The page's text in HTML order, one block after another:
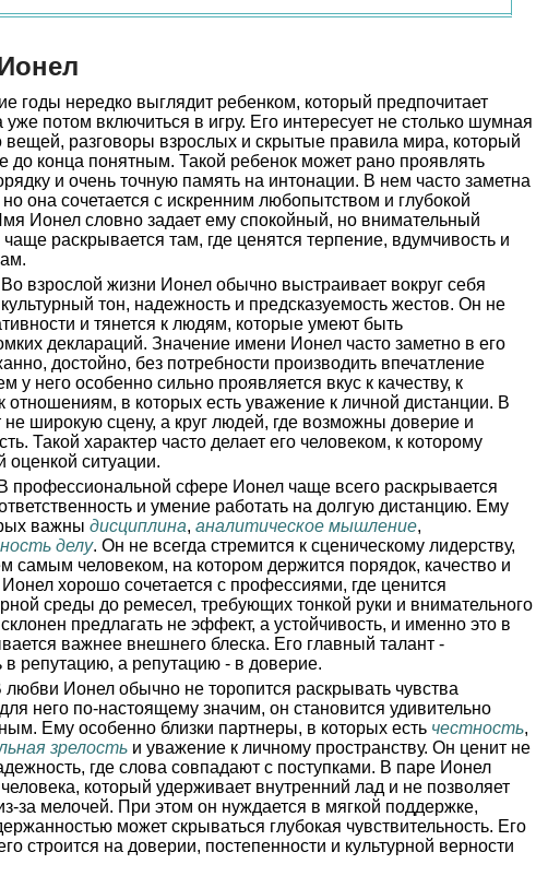
годы нередко выглядит ребенком, который предпочитает
потом включиться в игру. Его интересует не столько шумная
вещей, разговоры взрослых и скрытые правила мира, который
до конца понятным. Такой ребенок может рано проявлять
и очень точную память на интонации. В нем часто заметна
она сочетается с искренним любопытством и глубокой
Ионел словно задает ему спокойный, но внимательный
раскрывается там, где ценятся терпение, вдумчивость и
Во взрослой жизни Ионел обычно выстраивает вокруг себя
тон, надежность и предсказуемость жестов. Он не
и тянется к людям, которые умеют быть
деклараций. Значение имени Ионел часто заметно в его
достойно, без потребности производить впечатление
него особенно сильно проявляется вкус к качеству, к
в которых есть уважение к личной дистанции. В
не широкую сцену, а круг людей, где возможны доверие и
Такой характер часто делает его человеком, к которому
оценкой ситуации.
В профессиональной сфере Ионел чаще всего раскрывается
и умение работать на долгую дистанцию. Ему
важны дисциплина, аналитическое мышление,
делу. Он не всегда стремится к сценическому лидерству,
самым человеком, на котором держится порядок, качество и
хорошо сочетается с профессиями, где ценится
среды до ремесел, требующих тонкой руки и внимательного
предлагать не эффект, а устойчивость, и именно это в
важнее внешнего блеска. Его главный талант -
в репутацию, а репутацию - в доверие.
любви Ионел обычно не торопится раскрывать чувства
него по-настоящему значим, он становится удивительно
Ему особенно близки партнеры, в которых есть честность,
зрелость и уважение к личному пространству. Он ценит не
где слова совпадают с поступками. В паре Ионел
который удерживает внутренний лад и не позволяет
за мелочей. При этом он нуждается в мягкой поддержке,
может скрываться глубокая чувствительность. Его
строится на доверии, постепенности и культурной верности